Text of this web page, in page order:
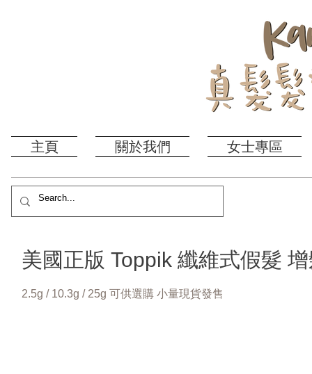
主頁 關於我們 女士專區
美國正版 Toppik 纖維式假髮
2.5g / 10.3g / 25g 可供選購 小量現貨發售